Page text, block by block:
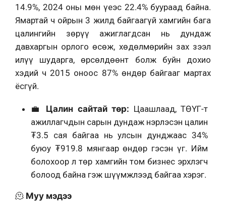
14.9%, 2024 оны мөн үеэс 22.4% буураад байна.
Ямартай ч ойрын 3 жилд байгаагүй хамгийн бага
цалингийн зөрүү ажиглагдсан нь дундаж
давхаргын орлого өсөж, хөдөлмөрийн зах зээл
илүү шударга, өрсөлдөөнт болж буйн дохио
хэдий ч 2015 оноос 87% өндөр байгааг мартах
ёсгүй.
💼 Цалин сайтай төр: Цаашлаад, ТӨҮГ-т
ажиллагчдын сарын дундаж нэрлэсэн цалин
₮3.5 сая байгаа нь улсын дунджаас 34%
буюу ₮919.8 мянгаар өндөр гэсэн үг. Ийм
болохоор л төр хамгийн том бизнес эрхлэгч
болоод байна гэж шүүмжлээд байгаа хэрэг.
🫠 Муу мэдээ